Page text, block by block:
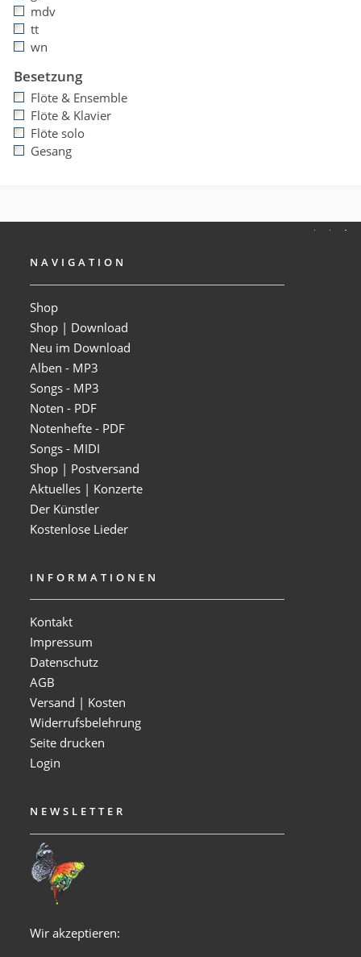
mdv
tt
wn
Besetzung
Flöte & Ensemble
Flöte & Klavier
Flöte solo
Gesang
NAVIGATION
Shop
Shop | Download
Neu im Download
Alben - MP3
Songs - MP3
Noten - PDF
Notenhefte - PDF
Songs - MIDI
Shop | Postversand
Aktuelles | Konzerte
Der Künstler
Kostenlose Lieder
INFORMATIONEN
Kontakt
Impressum
Datenschutz
AGB
Versand | Kosten
Widerrufsbelehrung
Seite drucken
Login
NEWSLETTER
Wir akzeptieren: